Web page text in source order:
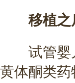
移植之
试管婴儿
黄体酮类